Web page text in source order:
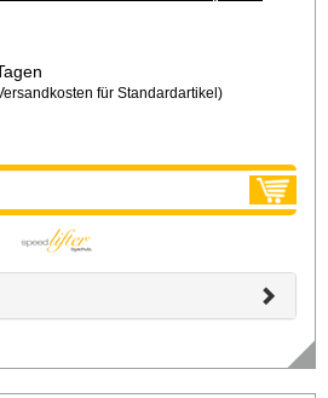
für Standardartikel )